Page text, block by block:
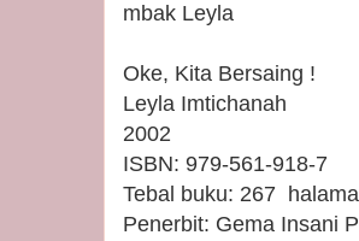
mbak Leyla
Oke, Kita Bersaing !
Leyla Imtichanah
2002
ISBN: 979-561-918-7
Tebal buku: 267
Penerbit: Gema Insani